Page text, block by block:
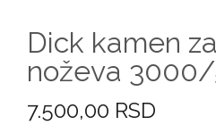
Dick kamen
noževa
7.500,00 RSD